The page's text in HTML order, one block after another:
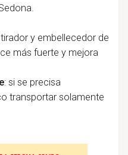
y embellecedor de
más fuerte y mejora
: si se precisa
transportar solamente